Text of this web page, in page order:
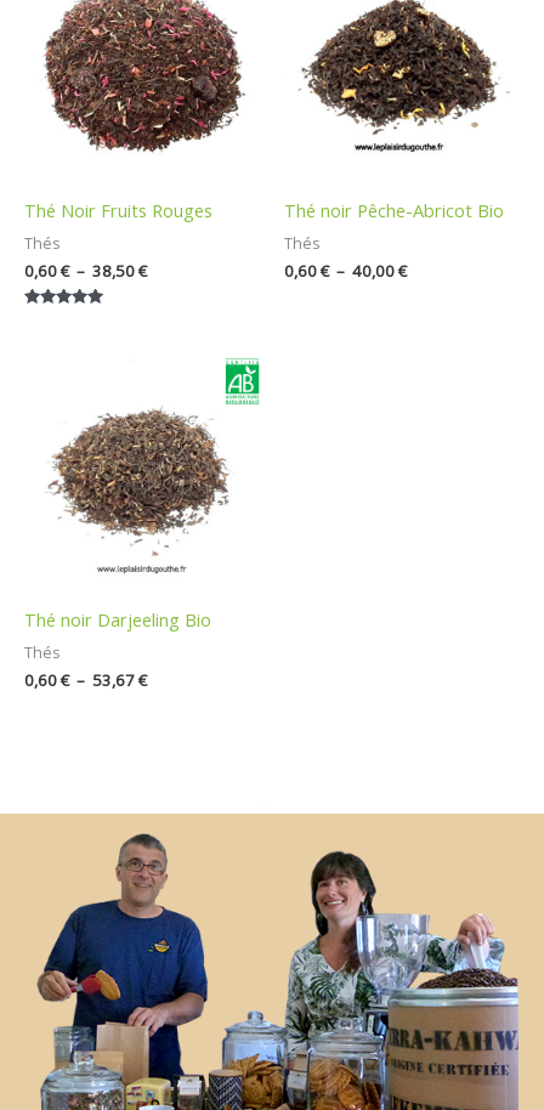
Thé Noir Fruits Rouges
Thés
0,60€ – 38,50€
0,60 €
à
38,50 €
Thé noir Pêche-Abricot Bio
Thés
0,60€ – 40,00€
0,60 €
à
40,00 €
Thé noir Darjeeling Bio
Thés
0,60€ – 53,67€
prix :
0,60 €
à
53,67 €